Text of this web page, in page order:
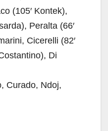
(105′ Kontek),
Peralta (66′
Cicerelli (82′
Di
Curado, Ndoj,